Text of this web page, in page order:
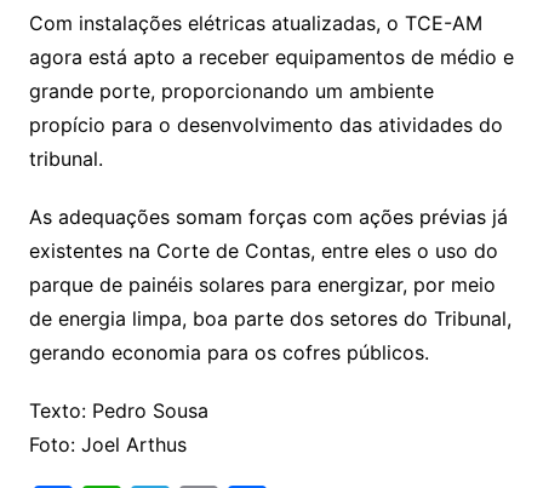
Com instalações elétricas atualizadas, o TCE-AM
agora está apto a receber equipamentos de médio e
grande porte, proporcionando um ambiente
propício para o desenvolvimento das atividades do
tribunal.
As adequações somam forças com ações prévias já
existentes na Corte de Contas, entre eles o uso do
parque de painéis solares para energizar, por meio
de energia limpa, boa parte dos setores do Tribunal,
gerando economia para os cofres públicos.
Texto: Pedro Sousa
Foto: Joel Arthus